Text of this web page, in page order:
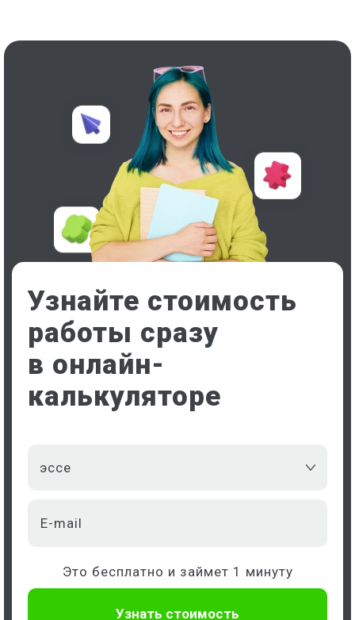
Узнайте стоимость
работы сразу
в онлайн-
калькуляторе
эссе
Это бесплатно и займет 1 минуту